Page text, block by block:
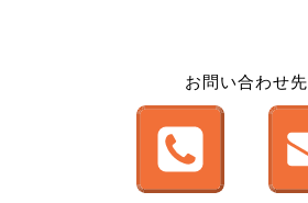
お問い合わせ先